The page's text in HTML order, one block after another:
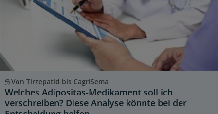
Von Tirzepatid bis CagriSema
Welches Adipositas-Medikament soll ich
verschreiben? Diese Analyse könnte bei der